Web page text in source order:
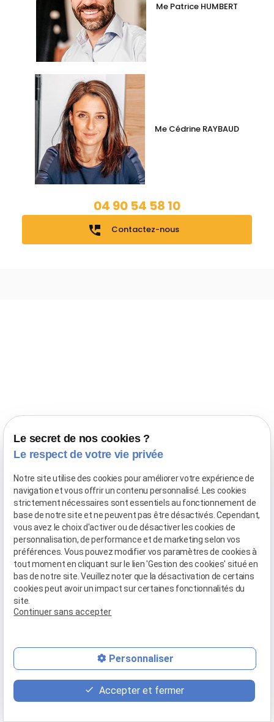
Me Patrice HUMBERT
Me Cédrine RAYBAUD
04 90 54 58 10
perm_phone_msg Contactez-nous
Me Patrice HUMBERT
Le secret de nos cookies ?
Le respect de votre vie privée
Notre site utilise des cookies pour améliorer votre expérience de
navigation et vous offrir un contenu personnalisé. Les cookies
strictement nécessaires sont essentiels au fonctionnement de
base de notre site et ne peuvent pas être désactivés. Cependant,
vous avez le choix d'activer ou de désactiver les cookies de
personnalisation, de performance et de marketing selon vos
préférences. Vous pouvez modifier vos paramètres de cookies à
tout moment en cliquant sur le lien 'Gestion des cookies' situé en
bas de notre site. Veuillez noter que la désactivation de certains
cookies peut avoir un impact sur certaines fonctionnalités du
site.
Continuer sans accepter
Personnaliser
Accepter et fermer